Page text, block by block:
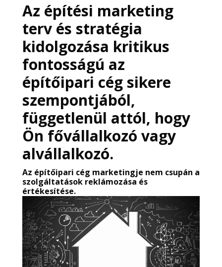
Az építési marketing
terv és stratégia
kidolgozása kritikus
fontosságú az
építőipari cég sikere
szempontjából,
függetlenül attól, hogy
Ön fővállalkozó vagy
alvállalkozó.
Az építőipari cég marketingje nem csupán a
szolgáltatások reklámozása és
értékesítése.